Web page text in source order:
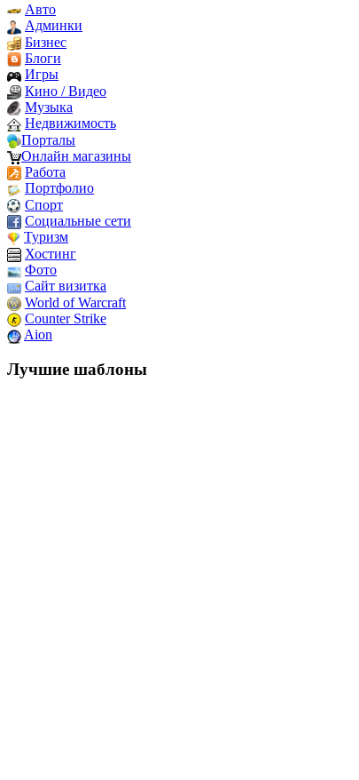
Авто
Админки
Бизнес
Блоги
Игры
Кино / Видео
Музыка
Недвижимость
Порталы
Онлайн магазины
Работа
Портфолио
Спорт
Социальные сети
Туризм
Хостинг
Фото
Сайт визитка
World of Warcraft
Counter Strike
Aion
Лучшие шаблоны